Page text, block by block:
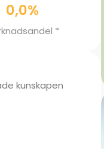
0,0%
*
kunskapen